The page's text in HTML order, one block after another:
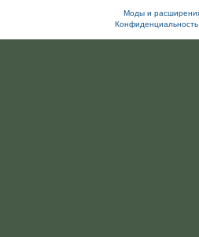
Моды и
Конфиденциальность